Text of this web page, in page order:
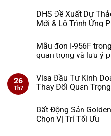
DHS Đề Xuất Dự
Mới & Lộ Trình Ứng
Mẫu đơn I-956F
quan trọng và lưu ý
26
Th7
Visa Đầu Tư Kinh
Thay Đổi Quan
Bất Động Sản
Chọn Vị Trí Tối Ưu